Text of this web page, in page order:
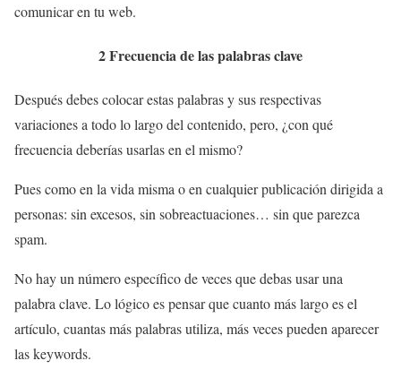
comunicar en tu web.
2 Frecuencia de las palabras clave
Después debes colocar estas palabras y sus respectivas
variaciones a todo lo largo del contenido, pero, ¿con qué
frecuencia deberías usarlas en el mismo?
Pues como en la vida misma o en cualquier publicación dirigida a
personas: sin excesos, sin sobreactuaciones… sin que parezca
spam.
No hay un número específico de veces que debas usar una
palabra clave. Lo lógico es pensar que cuanto más largo es el
artículo, cuantas más palabras utiliza, más veces pueden aparecer
las keywords.